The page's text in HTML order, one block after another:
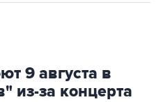
9 августа в
из-за концерта